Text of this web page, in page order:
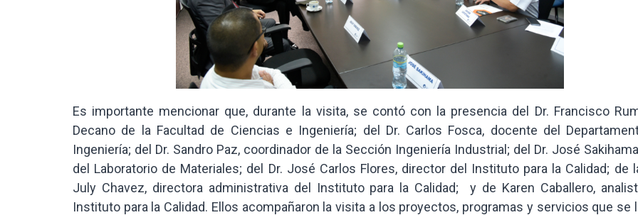
Es importante mencionar que, durante la visita, se contó con la presencia del Dr. Francisco
Decano de la Facultad de Ciencias e Ingeniería; del Dr. Carlos Fosca, docente del
Ingeniería; del Dr. Sandro Paz, coordinador de la Sección Ingeniería Industrial; del Dr. José
del Laboratorio de Materiales; del Dr. José Carlos Flores, director del Instituto para la Calidad; de
July Chavez, directora administrativa del Instituto para la Calidad; y de Karen Caballero,
Instituto para la Calidad. Ellos acompañaron la visita a los proyectos, programas y servicios que se